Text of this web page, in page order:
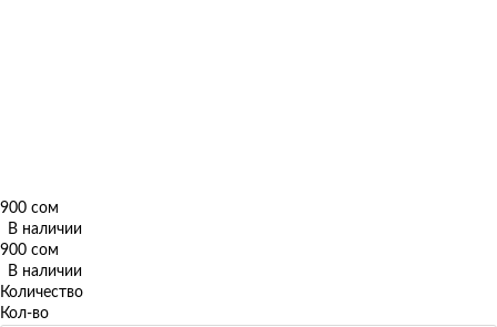
900 сом
В наличии
900 сом
В наличии
Количество
Кол-во